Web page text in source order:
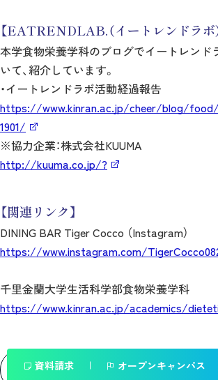
【EATRENDLAB.（イートレンドラボ
本学食物栄養学科のブログでイートレンド
いて、紹介しています。
・イートレンドラボ活動経過報告
https://www.kinran.ac.jp/cheer/blog/
1901/
※協力企業：株式会社KUUMA
http://kuuma.co.jp/?
【関連リンク】
DINING BAR Tiger Cocco （Instagram）
https://www.instagram.com/
千里金蘭大学生活科学部食物栄養学科
https://www.kinran.ac.jp/academics/
一覧へ戻る
資料請求 オープンキャンパス